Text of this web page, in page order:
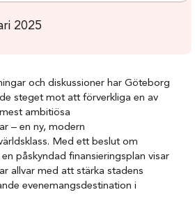
2025
och diskussioner har Göteborg
steget mot att förverkliga en av
ambitiösa
– en ny, modern
Med ett beslut om
påskyndad finansieringsplan visar
allvar med att stärka stadens
evenemangsdestination i